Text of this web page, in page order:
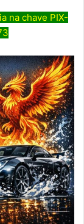
na chave PIX-